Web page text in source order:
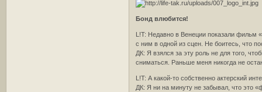
Бонд влюбится!
L!T: Недавно в Венеции показали фильм
с ним в одной из сцен. Не боитесь, что
ДК: Я взялся за эту роль не для того,
сниматься. Раньше меня никогда не
L!T: А какой-то собственно актерский
ДК: Я ни на минуту не забывал, что это